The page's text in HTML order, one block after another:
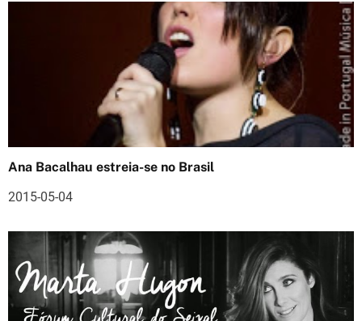
o
d
e
a
t
Ana Bacalhau estreia-se no Brasil
2015-05-04